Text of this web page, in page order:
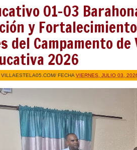
01-03
y
del Campamento de
2026
VILLAESTELA05.COM/ FECHA VIERNES, JULIO 03,